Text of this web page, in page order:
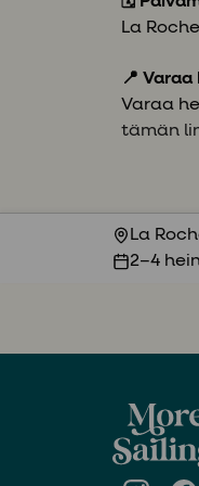
La
📍
Varaa
tämän
La
2–4